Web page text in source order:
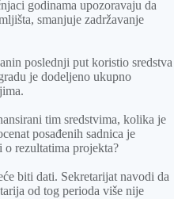
godinama upozoravaju da
smanjuje zadržavanje
poslednji put koristio sredstva
je dodeljeno ukupno
tim sredstvima, kolika je
posađenih sadnica je
o rezultatima projekta?
biti dati. Sekretarijat navodi da
od tog perioda više nije